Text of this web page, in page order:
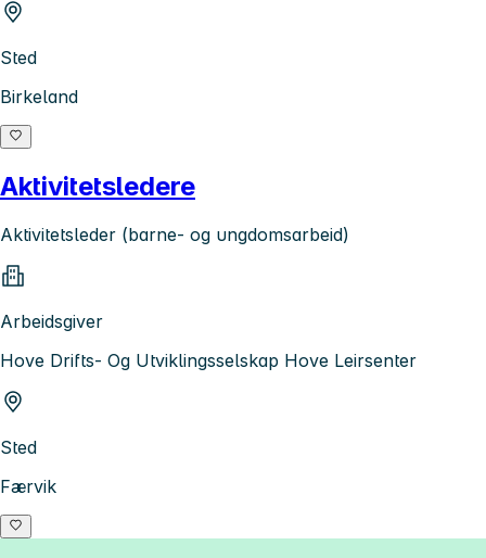
Sted
Birkeland
Aktivitetsledere
Aktivitetsleder (barne- og ungdomsarbeid)
Arbeidsgiver
Hove Drifts- Og Utviklingsselskap Hove Leirsenter
Sted
Færvik